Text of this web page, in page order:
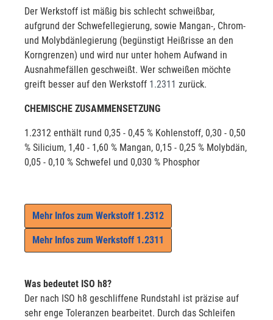
Der Werkstoff ist mäßig bis schlecht schweißbar,
aufgrund der Schwefellegierung, sowie Mangan-, Chrom-
und Molybdänlegierung (begünstigt Heißrisse an den
Korngrenzen) und wird nur unter hohem Aufwand in
Ausnahmefällen geschweißt. Wer schweißen möchte
greift besser auf den Werkstoff 1.2311 zurück.
CHEMISCHE ZUSAMMENSETZUNG
1.2312 enthält rund 0,35 - 0,45 % Kohlenstoff, 0,30 - 0,50
% Silicium, 1,40 - 1,60 % Mangan, 0,15 - 0,25 % Molybdän,
0,05 - 0,10 % Schwefel und 0,030 % Phosphor
Mehr Infos zum Werkstoff 1.2312
Mehr Infos zum Werkstoff 1.2311
Was bedeutet ISO h8?
Der nach ISO h8 geschliffene Rundstahl ist präzise auf
sehr enge Toleranzen bearbeitet. Durch das Schleifen